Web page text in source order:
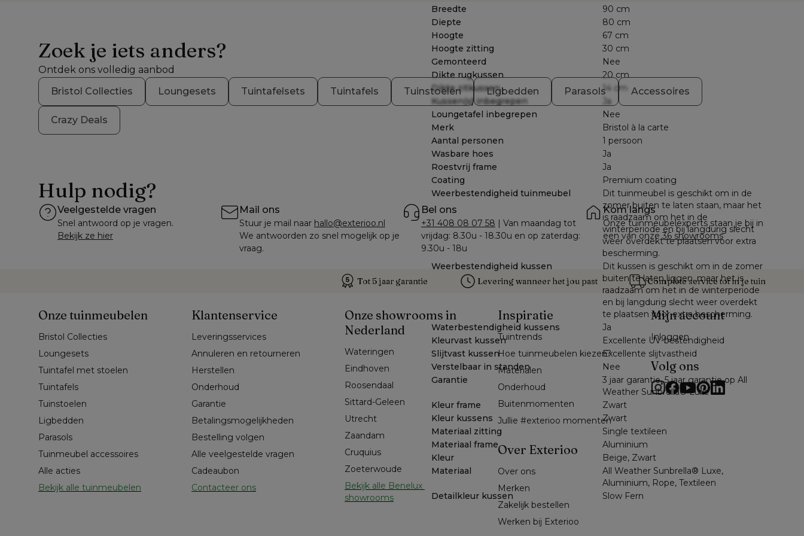
Breedte
90 cm
Diepte
80 cm
Hoogte
67 cm
Hoogte zitting
30 cm
Gemonteerd
Nee
Dikte rugkussen
20 cm
Dikte zitkussen
14 cm
Kussen(s) inbegrepen
Ja
Loungetafel inbegrepen
Nee
Merk
Bristol à la carte
Aantal personen
1 persoon
Wasbare hoes
Ja
Roestvrij frame
Ja
Coating
Premium coating
Weerbestendigheid tuinmeubel
Dit tuinmeubel is geschikt om in de
zomer buiten te laten staan, maar het
is raadzaam om het in de
winterperiode en bij langdurig slecht
weer overdekt te plaatsen voor extra
bescherming.
Weerbestendigheid kussen
Dit kussen is geschikt om in de zomer
buiten te laten liggen, maar het is
raadzaam om het in de winterperiode
en bij langdurig slecht weer overdekt
te plaatsen voor extra bescherming.
Waterbestendigheid kussens
Ja
Kleurvast kussen
Excellente UV-bestendigheid
Slijtvast kussen
Excellente slijtvastheid
Verstelbaar in standen
Nee
Garantie
3 jaar garantie, 5 jaar garantie op All
Weather Sunbrella® Luxe
Kleur frame
Zwart
Kleur kussens
Zwart
Materiaal zitting
Single textileen
Materiaal frame
Aluminium
Kleur
Beige, Zwart
Materiaal
All Weather Sunbrella® Luxe,
Aluminium, Rope, Textileen
Detailkleur kussen
Slow Fern
Zoek je iets anders?
Ontdek ons volledig aanbod
Bristol Collecties
Loungesets Tuintafelsets Tuintafels Tuinstoelen Ligbedden Parasols Accessoires
Crazy Deals
Hulp nodig?
Veelgestelde vragen
Snel antwoord op je vragen.
Bekijk ze hier
Mail ons
Stuur je mail naar hallo@exterioo.nl
We antwoorden zo snel mogelijk op je
vraag.
Bel ons
+31 408 08 07 58 | Van maandag tot
vrijdag: 8.30u - 18.30u en op zaterdag:
9.30u - 18u
Kom langs
Onze tuinmeubelexperts staan je bij in
een van onze 36 showrooms
Tot 5 jaar garantie Levering wanneer het jou past Complete service tot in je tuin
Onze tuinmeubelen
Bristol Collecties
Loungesets
Tuintafel met stoelen
Tuintafels
Tuinstoelen
Ligbedden
Parasols
Tuinmeubel accessoires
Alle acties
Bekijk alle tuinmeubelen
Klantenservice
Leveringsservices
Annuleren en retourneren
Herstellen
Onderhoud
Garantie
Betalingsmogelijkheden
Bestelling volgen
Alle veelgestelde vragen
Cadeaubon
Contacteer ons
Onze showrooms in
Nederland
Wateringen
Eindhoven
Roosendaal
Sittard-Geleen
Utrecht
Zaandam
Cruquius
Zoeterwoude
Bekijk alle Benelux
showrooms
Inspiratie
Tuintrends
Hoe tuinmeubelen kiezen?
Materialen
Onderhoud
Buitenmomenten
Jullie #exterioo momenten
Over Exterioo
Over ons
Merken
Zakelijk bestellen
Werken bij Exterioo
Mijn account
Inloggen
Volg ons